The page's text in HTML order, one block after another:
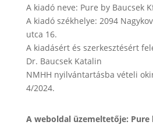
A kiadó neve: Pure by Baucsek
A kiadó székhelye: 2094
utca 16.
A kiadásért és szerkesztésért
Dr. Baucsek Katalin
NMHH nyilvántartásba vételi
4/2024.
A weboldal üzemeltetője: Pure